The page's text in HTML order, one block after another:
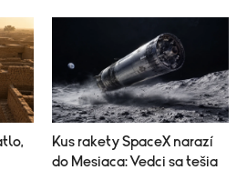
Kus rakety SpaceX narazí
do Mesiaca: Vedci sa tešia